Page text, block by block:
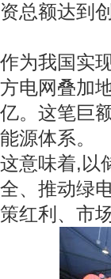
资总额达到
作为我国实
方电网叠加
亿。这笔巨
能源体系。
这意味着,以
全、推动绿
策红利、市